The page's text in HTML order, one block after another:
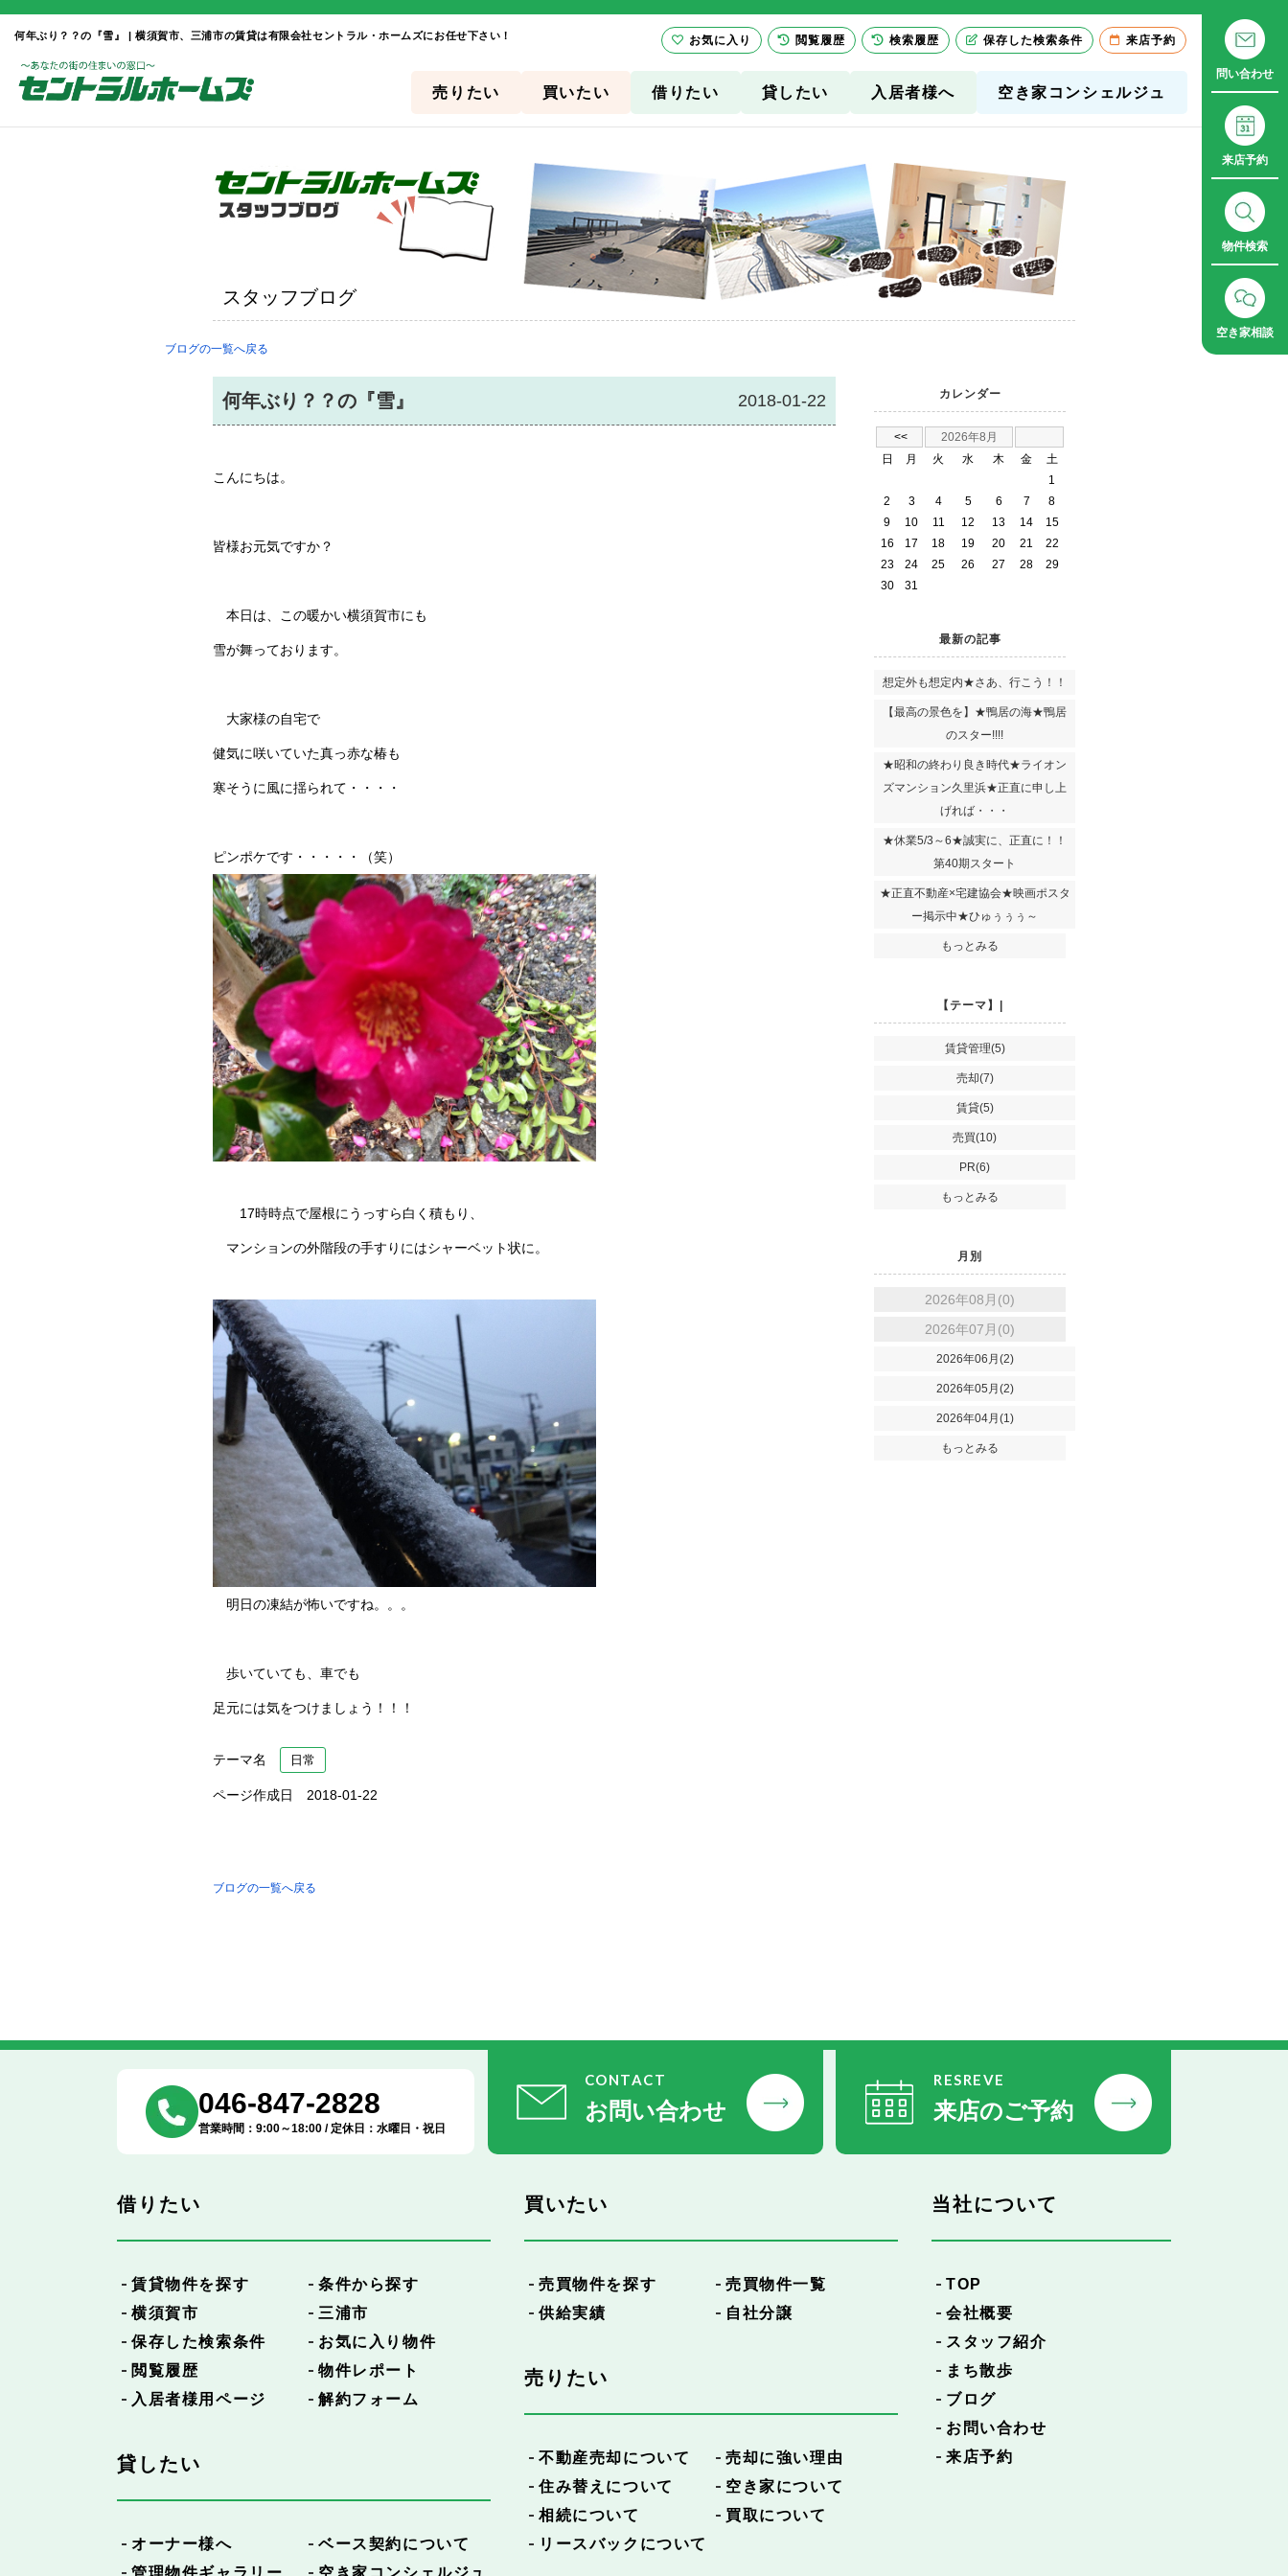
何年ぶり？？の『雪』 | 横須賀市、三浦市の賃貸は有限会社セントラル・ホームズにお任せ下さい！
売りたい 買いたい 借りたい 貸したい 入居者様へ 空き家コンシェルジュ
問い合わせ
来店予約
物件検索
空き家相談
スタッフブログ
ブログの一覧へ戻る
何年ぶり？？の『雪』 2018-01-22
こんにちは。
皆様お元気ですか？
本日は、この暖かい横須賀市にも
雪が舞っております。
大家様の自宅で
健気に咲いていた真っ赤な椿も
寒そうに風に揺られて・・・・
ピンポケです・・・・・（笑）
17時時点で屋根にうっすら白く積もり、
マンションの外階段の手すりにはシャーベット状に。
明日の凍結が怖いですね。。。
歩いていても、車でも
足元には気をつけましょう！！！
テーマ名 日常
ページ作成日 2018-01-22
カレンダー
<<
2026年8月
日
月 火 水 木 金
土
1
2
3 4 5 6 7
8
9
10 11 12 13 14
15
16
17 18 19 20 21
22
23
24 25 26 27 28
29
30
31
最新の記事
想定外も想定内★さあ、行こう！！
【最高の景色を】★鴨居の海★鴨居
のスター!!!!
★昭和の終わり良き時代★ライオン
ズマンション久里浜★正直に申し上
げれば・・・
★休業5/3～6★誠実に、正直に！！
第40期スタート
★正直不動産×宅建協会★映画ポスタ
ー掲示中★ひゅぅぅぅ～
もっとみる
【テーマ】|
賃貸管理(5)
売却(7)
賃貸(5)
売買(10)
PR(6)
もっとみる
月別
2026年08月(0)
2026年07月(0)
2026年06月(2)
2026年05月(2)
2026年04月(1)
もっとみる
ブログの一覧へ戻る
046-847-2828
営業時間：9:00～18:00 / 定休日：水曜日・祝日
CONTACT
お問い合わせ
RESREVE
来店のご予約
借りたい
賃貸物件を探す
条件から探す
横須賀市
三浦市
保存した検索条件
お気に入り物件
閲覧履歴
物件レポート
入居者様用ページ
解約フォーム
貸したい
オーナー様へ
ベース契約について
管理物件ギャラリー
空き家コンシェルジュ
買いたい
売買物件を探す
売買物件一覧
供給実績
自社分譲
売りたい
不動産売却について
売却に強い理由
住み替えについて
空き家について
相続について
買取について
リースバックについて
当社について
TOP
会社概要
スタッフ紹介
まち散歩
ブログ
お問い合わせ
来店予約
お気に入り 閲覧履歴 検索履歴 保存した検索条件 来店予約